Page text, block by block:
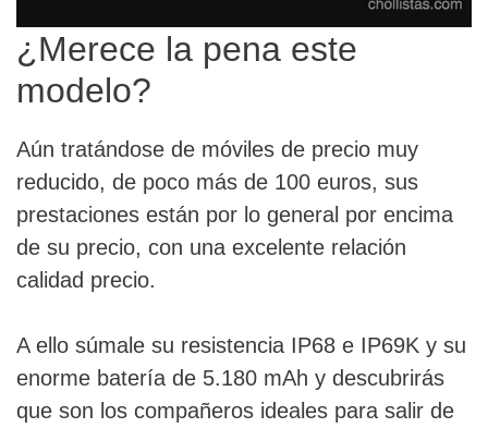
¿Merece la pena este
modelo?
Aún tratándose de móviles de precio muy
reducido, de poco más de 100 euros, sus
prestaciones están por lo general por encima
de su precio, con una excelente relación
calidad precio.
A ello súmale su resistencia IP68 e IP69K y su
enorme batería de 5.180 mAh y descubrirás
que son los compañeros ideales para salir de